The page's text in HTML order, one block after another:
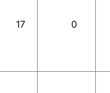
17 0